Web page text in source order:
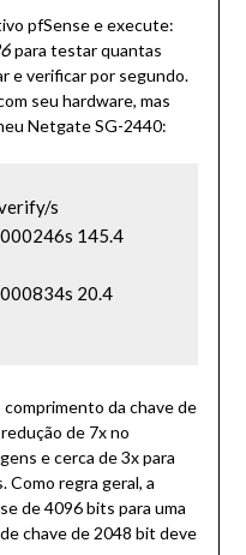
pfSense e execute:
para testar quantas
e verificar por segundo.
seu hardware, mas
Netgate SG-2440:
145.4
20.4
da chave de
de 7x no
e cerca de 3x para
Como regra geral, a
de 4096 bits para uma
chave de 2048 bit deve